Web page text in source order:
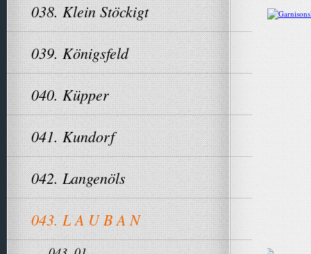
038. Klein Stöckigt
039. Königsfeld
040. Küpper
041. Kundorf
042. Langenöls
043. L A U B A N